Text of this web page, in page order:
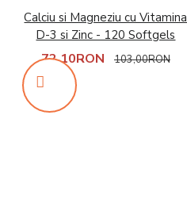
Calciu si Magneziu cu Vitamina
D-3 si Zinc - 120 Softgels
72,10RON 103,00RON